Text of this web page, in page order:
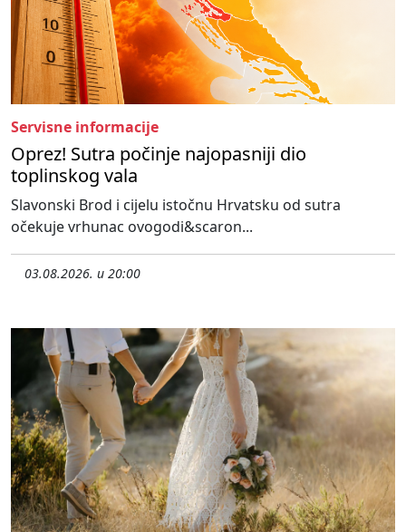
Servisne informacije
Oprez! Sutra počinje najopasniji dio
toplinskog vala
Slavonski Brod i cijelu istočnu Hrvatsku od sutra
očekuje vrhunac ovogodi&scaron...
03.08.2026. u 20:00